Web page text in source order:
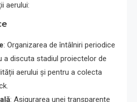
aerului:
: Organizarea de întâlniri periodice
a discuta stadiul proiectelor de
aerului și pentru a colecta
: Asigurarea unei transparențe